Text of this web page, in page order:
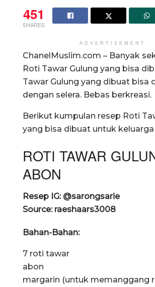
451
SHARES
ADVERTISEMENT
ChanelMuslim.com – Banyak
Roti Tawar Gulung yang bisa
Tawar Gulung yang dibuat bisa
dengan selera. Bebas berkreasi.
Berikut kumpulan resep Roti
yang bisa dibuat untuk
ROTI TAWAR
ABON
Resep IG: @sarongsarie
Source: raeshaars3008
Bahan-Bahan:
7 roti tawar
abon
margarin (untuk memanggang